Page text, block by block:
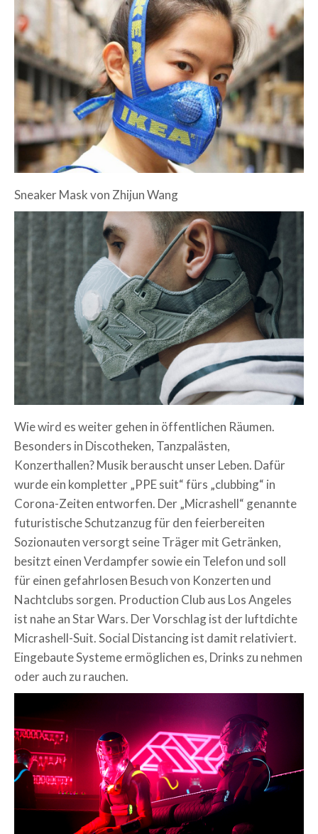
Sneaker Mask von Zhijun Wang
Wie wird es weiter gehen in öffentlichen Räumen.
Besonders in Discotheken, Tanzpalästen,
Konzerthallen? Musik berauscht unser Leben. Dafür
wurde ein kompletter „PPE suit“ fürs „clubbing“ in
Corona-Zeiten entworfen. Der „Micrashell“ genannte
futuristische Schutzanzug für den feierbereiten
Sozionauten versorgt seine Träger mit Getränken,
besitzt einen Verdampfer sowie ein Telefon und soll
für einen gefahrlosen Besuch von Konzerten und
Nachtclubs sorgen. Production Club aus Los Angeles
ist nahe an Star Wars. Der Vorschlag ist der luftdichte
Micrashell-Suit. Social Distancing ist damit relativiert.
Eingebaute Systeme ermöglichen es, Drinks zu nehmen
oder auch zu rauchen.